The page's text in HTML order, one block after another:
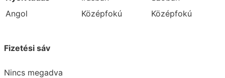
Angol
Középfokú Középfokú
Fizetési sáv
Nincs megadva